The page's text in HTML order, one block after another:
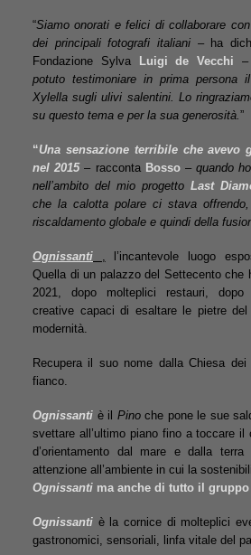
“Siamo onorati e felici di collaborare
dei principali fotografi italiani – ha
Fondazione Sylva
Luigi de Vecchi –
potuto testimoniare in prima persona
Xylella sugli ulivi salentini. Lo
su questo tema e per la sua generosità.”
“Una sensazione terribile che avevo
nel 2015– racconta Bosso–quando
nell’ambito del mio progetto Last
che la calotta polare ci stava
riscaldamento globale e quindi della
Ognissanti , l’incantevole luogo
Quella di un palazzo del Settecento che
2021, dopo molteplici restauri,
creative capaci di esaltare le pietre
modernità.
Recupera il suo nome dalla Chiesa
fianco.
Ognissanti è il Pinoche pone le sue
svettare all’ultimo piano fino a toccare il
d’orientamento dal mare e dalla
attenzione all’ambiente in cui la
Ognissanti ma anche di tutto il gruppo
Ognissanti è la cornice di molteplici
gastronomici, sensoriali, linfa vitale del